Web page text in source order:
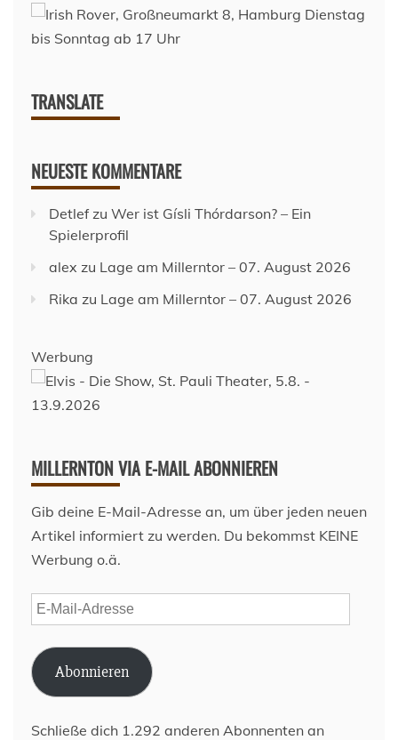
TRANSLATE
NEUESTE KOMMENTARE
Detlefzu Wer ist Gísli Thórdarson? – Ein
Spielerprofil
alex zu Lage am Millerntor – 07. August 2026
Rika zu Lage am Millerntor – 07. August 2026
Werbung
MILLERNTON VIA E-MAIL ABONNIEREN
Gib deine E-Mail-Adresse an, um über jeden neuen
Artikel informiert zu werden. Du bekommst KEINE
Werbung o.ä.
E-
Mail-
Adresse
Abonnieren
Schließe dich 1.292 anderen Abonnenten an